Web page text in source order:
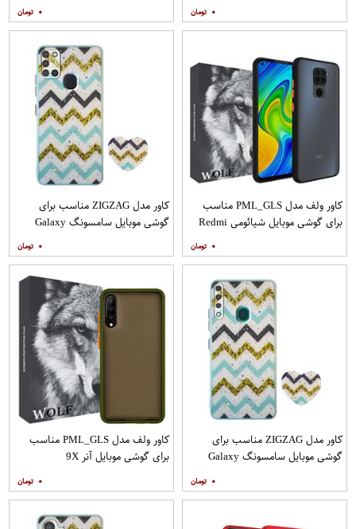
۰
مات
۰
کاور ولف مدل PML_GLS مناسب
برای گوشی موبایل شیائومی Redmi
۰
کاور مدل ZIGZAG مناسب برای
گوشی موبایل سامسونگ Galaxy
۰
کاور مدل ZIGZAG مناسب برای
گوشی موبایل سامسونگ Galaxy
۰
کاور ولف مدل PML_GLS مناسب
برای گوشی موبایل آنر 9X
۰